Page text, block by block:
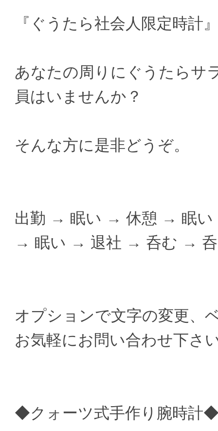
『ぐうたら社会人限定時計
あなたの周りにぐうたらサ
員はいませんか？
そんな方に是非どうぞ。
出勤 → 眠い → 休憩 → 眠
→ 眠い → 退社 → 呑む →
オプションで文字の変更、
お気軽にお問い合わせ下さ
◆クォーツ式手作り腕時計